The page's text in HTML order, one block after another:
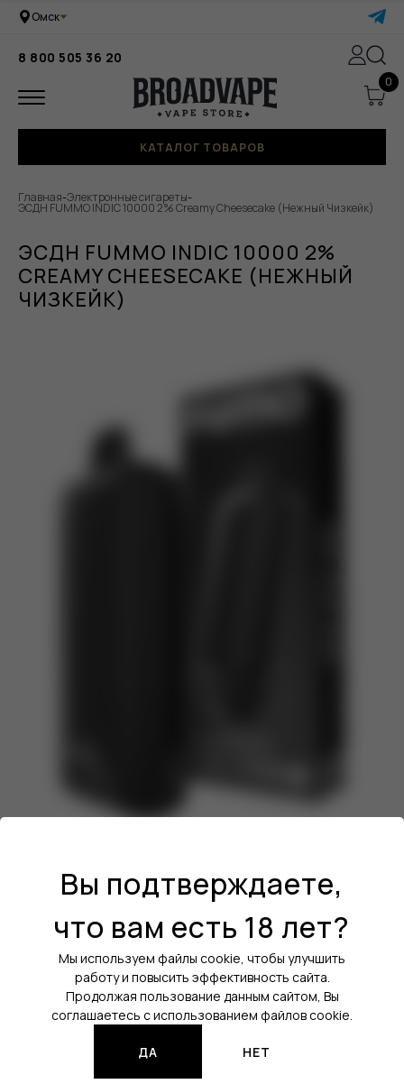
Омск
8 800 505 36 20
0
КАТАЛОГ ТОВАРОВ
Главная-Электронные сигареты-
ЭСДН FUMMO INDIC 10000 2% Creamy Cheesecake (Нежный Чизкейк)
ЭСДН FUMMO INDIC 10000 2%
CREAMY CHEESECAKE (НЕЖНЫЙ
ЧИЗКЕЙК)
Бренд:FUMMO
Холодок:Нет
Уровень крепости:20 мг
Порт зарядки:USB Type-C
Вы подтверждаете,
что вам есть 18 лет?
Мы используем файлы cookie, чтобы улучшить
работу и повысить эффективность сайта.
Продолжая пользование данным сайтом, Вы
соглашаетесь с использованием файлов cookie.
ДА НЕТ